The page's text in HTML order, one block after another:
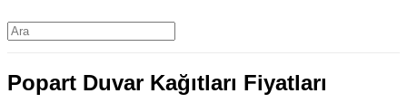
Popart Duvar Kağıtları Fiyatları